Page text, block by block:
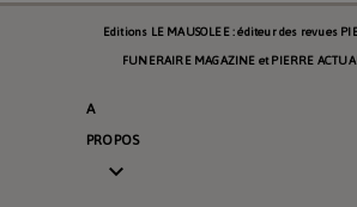
Editions LE MAUSOLEE : éditeur des revues
FUNERAIRE MAGAZINE et PIERRE
A
PROPOS
